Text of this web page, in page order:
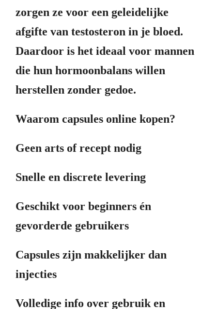
zorgen ze voor een geleidelijke
afgifte van testosteron in je bloed.
Daardoor is het ideaal voor mannen
die hun hormoonbalans willen
herstellen zonder gedoe.
Waarom capsules online kopen?
Geen arts of recept nodig
Snelle en discrete levering
Geschikt voor beginners én
gevorderde gebruikers
Capsules zijn makkelijker dan
injecties
Volledige info over gebruik en